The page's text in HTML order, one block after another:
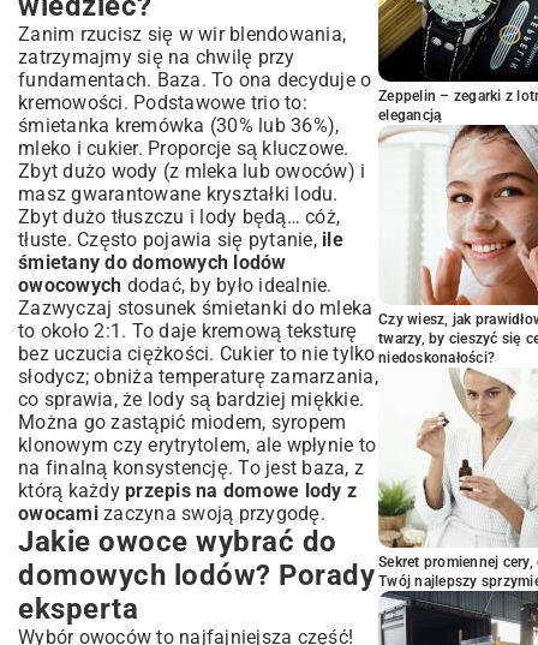
Najczęstsze błędy i triki, czyli jak
uniknąć kryształków lodu
Idealne przechowywanie domowych
lodów: Zachowaj świeżość
Pomysły na podanie i dodatki do
domowych lodów owocowych
Podsumowanie: Ciesz się smakiem lata
przez cały rok
Zanim rzucisz się w wir blendowania,
zatrzymajmy się na chwilę przy
fundamentach. Baza. To ona decyduje o
kremowości. Podstawowe trio to:
śmietanka kremówka (30% lub 36%),
mleko i cukier. Proporcje są kluczowe.
Zbyt dużo wody (z mleka lub owoców) i
masz gwarantowane kryształki lodu.
Zbyt dużo tłuszczu i lody będą… cóż,
tłuste. Często pojawia się pytanie, ile
śmietany do domowych lodów
owocowych dodać, by było idealnie.
Zazwyczaj stosunek śmietanki do mleka
to około 2:1. To daje kremową teksturę
bez uczucia ciężkości. Cukier to nie tylko
słodycz; obniża temperaturę zamarzania,
co sprawia, że lody są bardziej miękkie.
Można go zastąpić miodem, syropem
klonowym czy erytrytolem, ale wpłynie to
na finalną konsystencję. To jest baza, z
którą każdy przepis na domowe lody z
owocamizaczyna swoją przygodę.
Jakie owoce wybrać do
domowych lodów? Porady
eksperta
Wybór owoców to najfajniejsza część!
Zeppelin – zegarki z
elegancją
Czy wiesz, jak
twarzy, by cieszyć się
niedoskonałości?
Sekret promiennej
Twój najlepszy